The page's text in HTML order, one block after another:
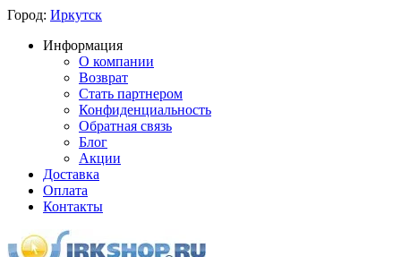
Город: Иркутск
Информация
О компании
Возврат
Стать партнером
Конфиденциальность
Обратная связь
Блог
Акции
Доставка
Оплата
Контакты